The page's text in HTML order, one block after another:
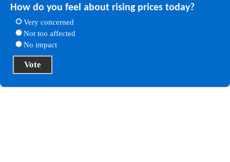
How do you feel about rising prices today?
Very concerned
Not too affected
No impact